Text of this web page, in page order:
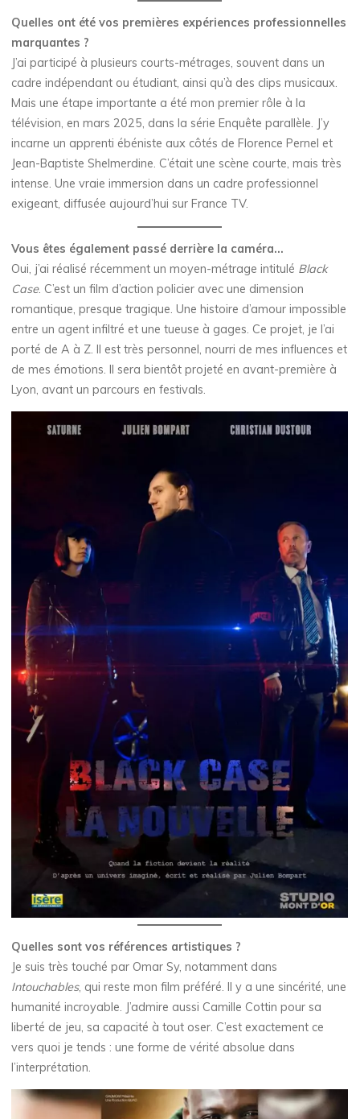
Quelles ont été vos premières expériences professionnelles
marquantes ?
J’ai participé à plusieurs courts-métrages, souvent dans un
cadre indépendant ou étudiant, ainsi qu’à des clips musicaux.
Mais une étape importante a été mon premier rôle à la
télévision, en mars 2025, dans la série Enquête parallèle. J’y
incarne un apprenti ébéniste aux côtés de Florence Pernel et
Jean-Baptiste Shelmerdine. C’était une scène courte, mais très
intense. Une vraie immersion dans un cadre professionnel
exigeant, diffusée aujourd’hui sur France TV.
Vous êtes également passé derrière la caméra…
Oui, j’ai réalisé récemment un moyen-métrage intitulé Black
Case. C’est un film d’action policier avec une dimension
romantique, presque tragique. Une histoire d’amour impossible
entre un agent infiltré et une tueuse à gages. Ce projet, je l’ai
porté de A à Z. Il est très personnel, nourri de mes influences et
de mes émotions. Il sera bientôt projeté en avant-première à
Lyon, avant un parcours en festivals.
Quelles sont vos références artistiques ?
Je suis très touché par Omar Sy, notamment dans
Intouchables, qui reste mon film préféré. Il y a une sincérité, une
humanité incroyable. J’admire aussi Camille Cottin pour sa
liberté de jeu, sa capacité à tout oser. C’est exactement ce
vers quoi je tends : une forme de vérité absolue dans
l’interprétation.